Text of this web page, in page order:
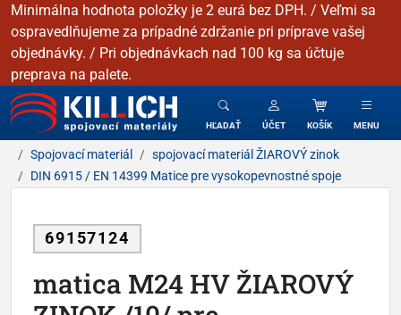
Minimálna hodnota položky je 2 eurá bez DPH. / Veľmi sa
ospravedlňujeme za prípadné zdržanie pri príprave vašej
objednávky. / Pri objednávkach nad 100 kg sa účtuje
preprava na palete.
KILLICH - Spojovacie materiály
HĽADAŤ ÚČET KOŠÍK MENU
Spojovací materiál
spojovací materiál ŽIAROVÝ zinok
DIN 6915 / EN 14399 Matice pre vysokopevnostné spoje
69157124
matica M24 HV ŽIAROVÝ